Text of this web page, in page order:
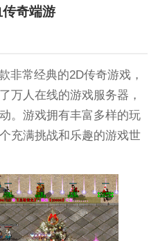
奇端游
非常经典的2D传奇游戏，
万人在线的游戏服务器，
。游戏拥有丰富多样的玩
充满挑战和乐趣的游戏世